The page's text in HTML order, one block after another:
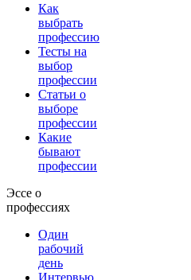
Как
выбрать
профессию
Тесты на
выбор
профессии
Статьи о
выборе
профессии
Какие
бывают
профессии
Эссе о
профессиях
Один
рабочий
день
Интервью